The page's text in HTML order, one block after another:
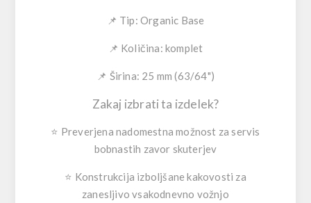
📌 Tip: Organic Base
📌 Količina: komplet
📌 Širina: 25 mm (63/64")
Zakaj izbrati ta izdelek?
⭐ Preverjena nadomestna možnost za servis
bobnastih zavor skuterjev
⭐ Konstrukcija izboljšane kakovosti za
zanesljivo vsakodnevno vožnjo